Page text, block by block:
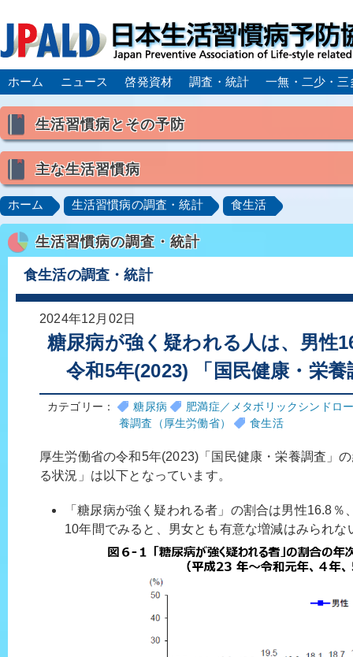
ホーム ニュース 啓発資材 調査・統計 一無・二少・三
生活習慣病とその予防
喫煙
食生活
主な生活習慣病
高血圧 脂質異常症（高脂血症） 糖尿病
肥満症／メタボリックシンドローム
動脈硬化
心
脂肪肝／NAFLD／NASH
アルコール肝疾患
ロコモティブシンドローム／サルコペニア／フレイル
ホーム 生活習慣病の調査・統計 食生活
生活習慣病の調査・統計
食生活の調査・統計
2024年12月02日
糖尿病が強く疑われる人は、男性
令和5年(2023) 「国民健康・栄養
カテゴリー： 糖尿病
肥満症／メタボリックシンドロ
養調査（厚生労働省）
食生活
厚生労働省の令和5年(2023)「国民健康・栄養調査」
る状況」は以下となっています。
「糖尿病が強く疑われる者」の割合は男性16.8％
10年間でみると、男女とも有意な増減はみられな